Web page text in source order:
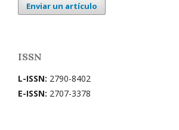
Enviar un artículo
ISSN
L-ISSN: 2790-8402
E-ISSN: 2707-3378